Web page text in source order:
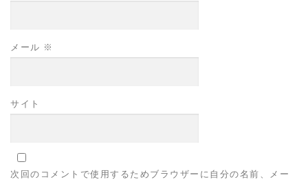
メール ※
サイト
次回のコメントで使用するためブラウザーに自分の名前、メー